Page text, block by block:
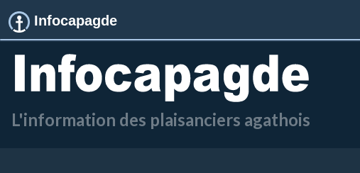
Infocapagde
L'information des plaisanciers agathois